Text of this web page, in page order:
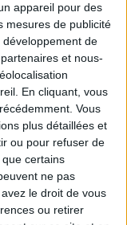
appareil pour des
mesures de publicité
de
et nous-
En cliquant, vous
Vous
plus détaillées et
ou pour refuser de
certains
ne pas
le droit de vous
ou retirer
DUPONT